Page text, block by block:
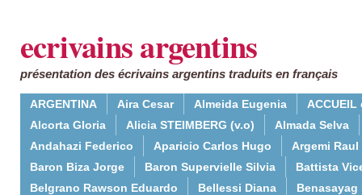
ecrivains argentins
présentation des écrivains argentins traduits en français
ARGENTINA Aira Cesar Almeida Eugenia
ACCUEIL
Alcorta Gloria
Alicia STEIMBERG (v.o)
Almada Selva
Andahazi Federico
Aparicio Carlos Hugo
Argemi Raul
Baron Biza Jorge
Baron Supervielle Silvia
Battista
Belgrano Rawson Eduardo
Bellessi Diana
Benasayag